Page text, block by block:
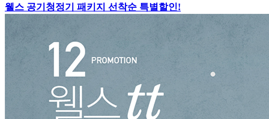
웰스 공기청정기 패키지 선착순 특별할인!